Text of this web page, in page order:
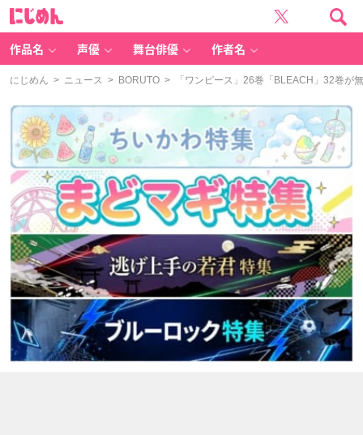
作品名 声優 舞台俳優 作者名
にじめん > ニュース > BORUTO > 「ワンピース」26巻「BLEACH」32巻が